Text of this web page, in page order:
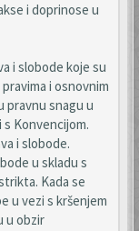
i doprinose u
i slobode koje su
i osnovnim
pravnu snagu u
Konvencijom.
i slobode.
u skladu s
Kada se
u vezi s kršenjem
u obzir